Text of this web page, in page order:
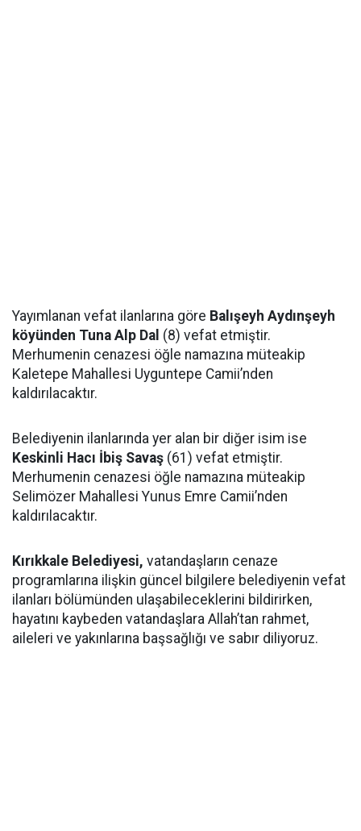
Yayımlanan vefat ilanlarına göre Balışeyh Aydınşeyh
köyünden Tuna Alp Dal (8) vefat etmiştir.
Merhumenin cenazesi öğle namazına müteakip
Kaletepe Mahallesi Uyguntepe Camii’nden
kaldırılacaktır.
Belediyenin ilanlarında yer alan bir diğer isim ise
Keskinli Hacı İbiş Savaş (61) vefat etmiştir.
Merhumenin cenazesi öğle namazına müteakip
Selimözer Mahallesi Yunus Emre Camii’nden
kaldırılacaktır.
Kırıkkale Belediyesi, vatandaşların cenaze
programlarına ilişkin güncel bilgilere belediyenin vefat
ilanları bölümünden ulaşabileceklerini bildirirken,
hayatını kaybeden vatandaşlara Allah’tan rahmet,
aileleri ve yakınlarına başsağlığı ve sabır diliyoruz.